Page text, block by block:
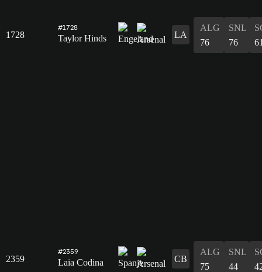
1728
#1728
Taylor Hinds LA
ALG
76
SNL
76
2359
#2359
Laia Codina CB
ALG
75
SNL
44